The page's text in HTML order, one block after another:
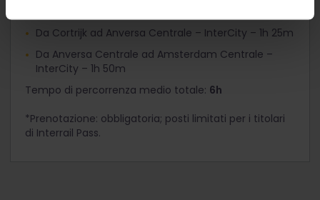
Da Cortrijk ad Anversa Centrale – InterCity – 1h 25m
Da Anversa Centrale ad Amsterdam Centrale –
InterCity – 1h 50m
Tempo di percorrenza medio totale: 6h
*Prenotazione: obbligatoria; posti limitati per i titolari
di Interrail Pass.